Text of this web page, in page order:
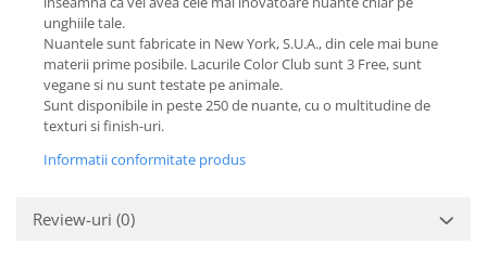
unghiile tale.
Nuantele sunt fabricate in New York, S.U.A., din cele mai bune
materii prime posibile. Lacurile Color Club sunt 3 Free, sunt
vegane si nu sunt testate pe animale.
Sunt disponibile in peste 250 de nuante, cu o multitudine de
texturi si finish-uri.
Informatii conformitate produs
Review-uri (0)